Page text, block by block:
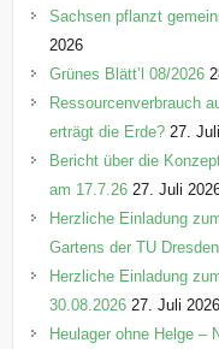
r
e
n
Sachsen pflanzt
2026
Grünes Blätt’l 08/2026
Ressourcenverbrauch
erträgt die Erde? 27.
Bericht über die
am 17.7.26 27. Juli
Herzliche Einladung
Gartens der TU Dresden
Herzliche Einladung
30.08.2026 27. Juli 2026
Heulager ohne Helge –